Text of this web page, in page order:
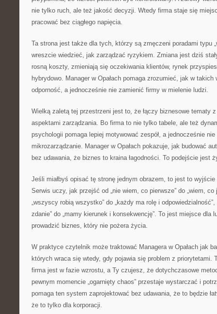
nie tylko ruch, ale też jakość decyzji. Wtedy firma staje się
pracować bez ciągłego napięcia.
Ta strona jest także dla tych, którzy są zmęczeni poradami typu
wreszcie wiedzieć, jak zarządzać ryzykiem. Zmiana jest dziś
rosną koszty, zmieniają się oczekiwania klientów, rynek
hybrydowo. Manager w Opałach pomaga zrozumieć, jak w takich
odporność, a jednocześnie nie zamienić firmy w mielenie ludzi.
Wielką zaletą tej przestrzeni jest to, że łączy biznesowe tematy
aspektami zarządzania. Bo firma to nie tylko tabele, ale też
psychologii pomaga lepiej motywować zespół, a jednocześnie nie
mikrozarządzanie. Manager w Opałach pokazuje, jak budować
bez udawania, że biznes to kraina łagodności. To podejście jest
Jeśli miałbyś opisać tę stronę jednym obrazem, to jest to
Serwis uczy, jak przejść od „nie wiem, co pierwsze” do „wiem, co
„wszyscy robią wszystko” do „każdy ma rolę i
zdanie” do „mamy kierunek i konsekwencję”. To jest miejsce dla
prowadzić biznes, który nie pożera życia.
W praktyce czytelnik może traktować Managera w Opałach jak
których wraca się wtedy, gdy pojawia się problem z priorytetami.
firma jest w fazie wzrostu, a Ty czujesz, że dotychczasowe
pewnym momencie „ogarnięty chaos” przestaje wystarczać i
pomaga ten system zaprojektować bez udawania, że to będzie
że to tylko dla korporacji.